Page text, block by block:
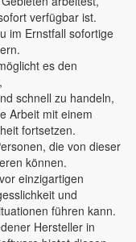
verfügbar ist.
im Ernstfall sofortige
es den
schnell zu handeln,
Arbeit mit einem
fortsetzen.
die von dieser
können.
einzigartigen
und
führen kann.
Hersteller in